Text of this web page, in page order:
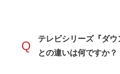
Q
テレビシリーズ『ダウ
との違いは何ですか？